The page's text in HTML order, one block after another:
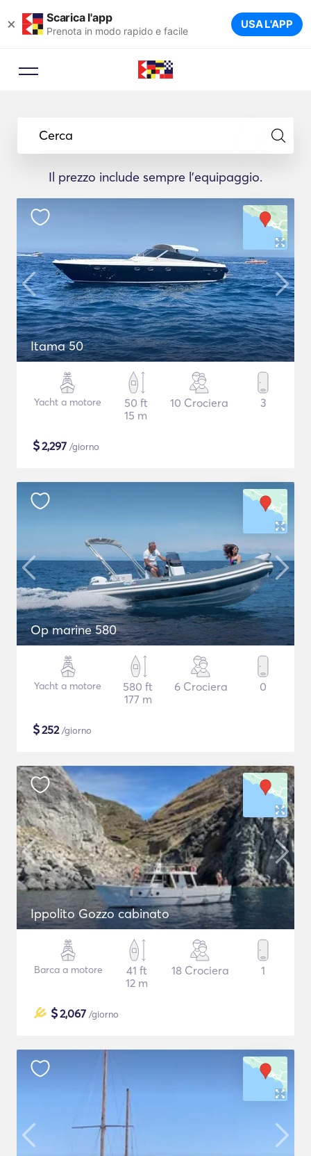
× Scarica l'app
Prenota in modo rapido e facile USA L'APP
Cerca
Il prezzo include sempre l'equipaggio.
Itama 50
Yacht a motore
50 ft
15 m
10 Crociera 3
$2,297 /giorno
Op marine 580
Yacht a motore
580 ft
177 m
6 Crociera 0
$252/giorno
Ippolito Gozzo cabinato
Barca a motore
41 ft
12 m
18 Crociera 1
$2,067 /giorno